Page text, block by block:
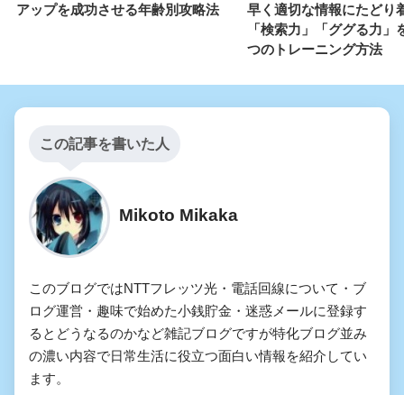
アップを成功させる年齢別攻略法
早く適切な情報にたどり
「検索力」「ググる力」
つのトレーニング方法
この記事を書いた人
Mikoto Mikaka
このブログではNTTフレッツ光・電話回線について・ブ
ログ運営・趣味で始めた小銭貯金・迷惑メールに登録す
るとどうなるのかなど雑記ブログですが特化ブログ並み
の濃い内容で日常生活に役立つ面白い情報を紹介してい
ます。